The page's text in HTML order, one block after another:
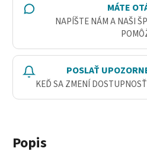
MÁTE
NAPÍŠTE NÁM A NAŠI
POSLAŤ
KEĎ SA ZMENÍ
Popis